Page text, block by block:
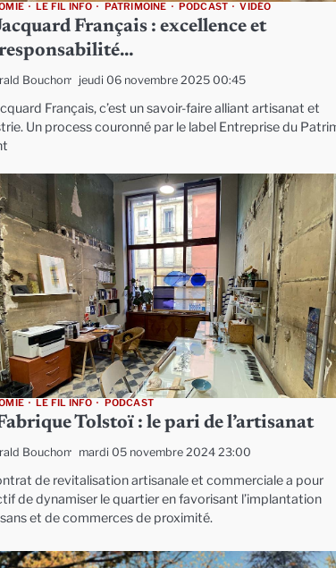
LE FIL INFO PATRIMOINE PODCAST VIDÉO
Français : excellence et
Bouchon jeudi 06 novembre 2025 00:45
Français, c’est un savoir-faire alliant artisanat et
Un process couronné par le label Entreprise du
LE FIL INFO PODCAST
Tolstoï : le pari de l’artisanat
Bouchon mardi 05 novembre 2024 23:00
de revitalisation artisanale et commerciale a pour
de dynamiser le quartier en favorisant l’implantation
et de commerces de proximité.